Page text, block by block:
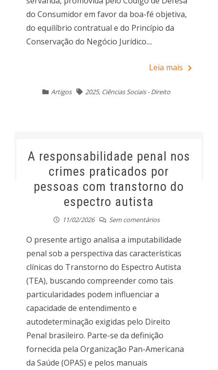
do Consumidor em favor da boa-fé objetiva,
do equilíbrio contratual e do Princípio da
Conservação do Negócio Jurídico....
Leia mais
Artigos 2025, Ciências Sociais - Direito
A responsabilidade penal nos
crimes praticados por
pessoas com transtorno do
espectro autista
11/02/2026 Sem comentários
O presente artigo analisa a imputabilidade
penal sob a perspectiva das características
clínicas do Transtorno do Espectro Autista
(TEA), buscando compreender como tais
particularidades podem influenciar a
capacidade de entendimento e
autodeterminação exigidas pelo Direito
Penal brasileiro. Parte-se da definição
fornecida pela Organização Pan-Americana
da Saúde (OPAS) e pelos manuais